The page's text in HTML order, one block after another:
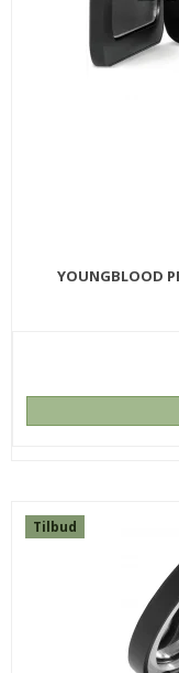
YOUNGBLOOD
Tilbud